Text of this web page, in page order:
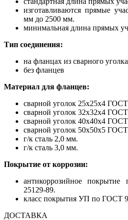
изготавливаются прямые
мм до 2500 мм.
минимальная длина прямых
Тип соединения:
на фланцах из сварного уголка
без фланцев
Материал для фланцев:
сварной уголок 25х25х4
сварной уголок 32х32х4
сварной уголок 40х40х4
сварной уголок 50х50х5
г/к сталь 2,0 мм.
г/к сталь 3,0 мм.
Покрытие от коррозии:
антикоррозийное
25129-89.
класс покрытия УП по ГОСТ
ДОСТАВКА